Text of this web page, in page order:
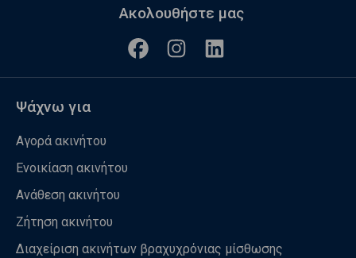
Ακολουθήστε μας
Ψάχνω για
Αγορά ακινήτου
Ενοικίαση ακινήτου
Ανάθεση ακινήτου
Ζήτηση ακινήτου
Διαχείριση ακινήτων βραχυχρόνιας μίσθωσης